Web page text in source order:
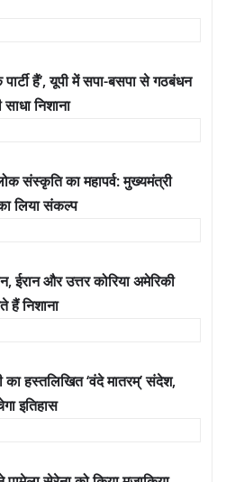
हैं’, यूपी में सपा-बसपा से गठबंधन
निशाना
संस्कृति का महापर्व: मुख्यमंत्री
लिया संकल्प
ईरान और उत्तर कोरिया अमेरिकी
हैं निशाना
का हस्तलिखित ‘वंदे मातरम्’ संदेश,
इतिहास